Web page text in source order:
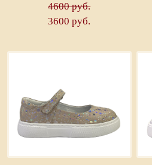
4600 руб.
3600 руб.